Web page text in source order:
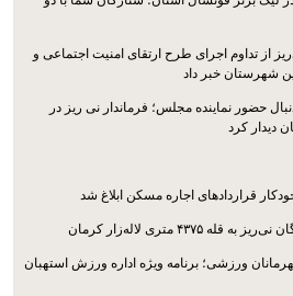
از تداوم اجرای طرح ارتقای امنیت اجتماعی و
شهرستان خبر داد
حضور نماینده مجلس؛ فرماندار نی ریز در
دیدار کرد
قراردادهای اجاره مسکن ابلاغ شد
متری لاله‌زار کرمان
ورزشی؛ برنامه ویژه اداره ورزش استهبان